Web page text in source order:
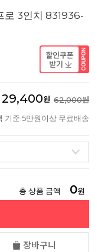
로 3인치 831936-
29,400원 62,000원
기준 5만원이상 무료배송
총 상품 금액 0원
장바구니